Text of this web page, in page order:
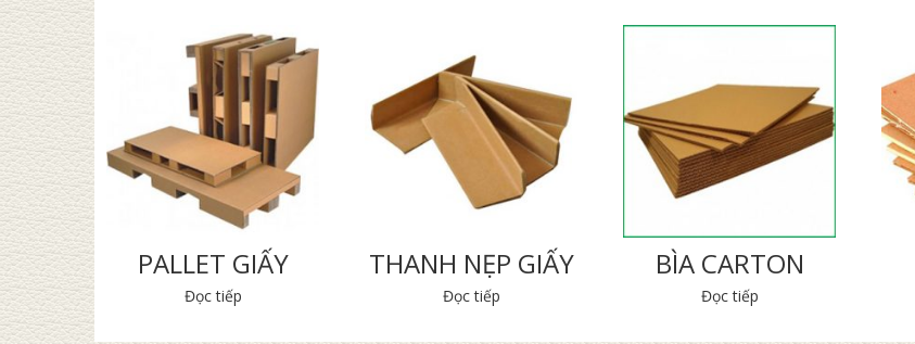
PALLET GIẤY
Đọc tiếp
THANH NẸP GIẤY
Đọc tiếp
BÌA CARTON
Đọc tiếp